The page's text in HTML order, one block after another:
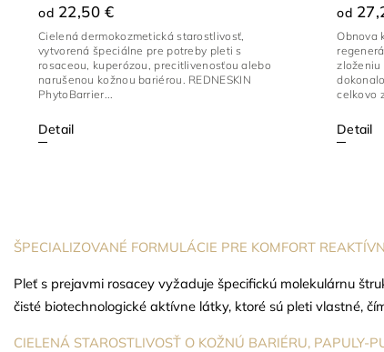
od 22,50 €
Detail
Cielená dermokozmetická starostlivosť,
vytvorená špeciálne pre potreby pleti s
rosaceou, kuperózou, precitlivenosťou alebo
narušenou kožnou bariérou. REDNESKIN
PhytoBarrier...
od
Detail
Obnova
zloženiu
celkovo
ŠPECIALIZOVANÉ FORMULÁCIE PRE KOMFORT
Pleť s prejavmi rosacey vyžaduje špecifickú molekulárnu
čisté biotechnologické aktívne látky, ktoré sú pleti vlastné,
CIELENÁ STAROSTLIVOSŤ O KOŽNÚ BARIÉRU, PAPULY-